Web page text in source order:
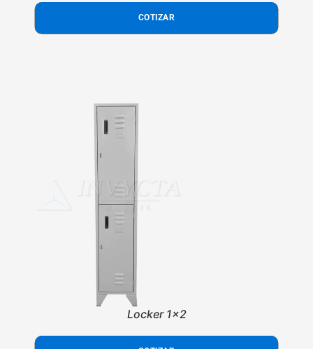
COTIZAR
Locker 1x2